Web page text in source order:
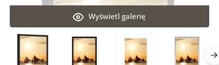
Wyświetl galerię